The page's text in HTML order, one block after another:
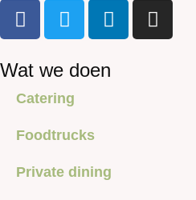
Wat we doen
Catering
Foodtrucks
Private dining